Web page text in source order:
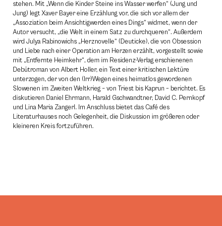
stehen. Mit „Wenn die Kinder Steine ins Wasser werfen“ (Jung und
Jung) legt Xaver Bayer eine Erzählung vor, die sich vor allem der
„Assoziation beim Ansichtigwerden eines Dings“ widmet, wenn der
Autor versucht, „die Welt in einem Satz zu durchqueren“. Außerdem
wird Julya Rabinowichs „Herznovelle“ (Deuticke), die von Obsession
und Liebe nach einer Operation am Herzen erzählt, vorgestellt sowie
mit „Entfernte Heimkehr“, dem im Residenz-Verlag erschienenen
Debütroman von Albert Holler, ein Text einer kritischen Lektüre
unterzogen, der von den (Irr)Wegen eines heimatlos gewordenen
Slowenen im Zweiten Weltkrieg – von Triest bis Kaprun – berichtet. Es
diskutieren Daniel Ehrmann, Harald Gschwandtner, David C. Pernkopf
und Lina Maria Zangerl. Im Anschluss bietet das Café des
Literaturhauses noch Gelegenheit, die Diskussion im größeren oder
kleineren Kreis fortzuführen.